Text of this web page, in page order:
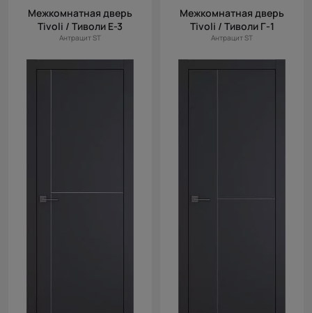
Межкомнатная дверь
Tivoli / Тиволи Е-3
Антрацит ST
Межкомнатная дверь
Tivoli / Тиволи Г-1
Антрацит ST